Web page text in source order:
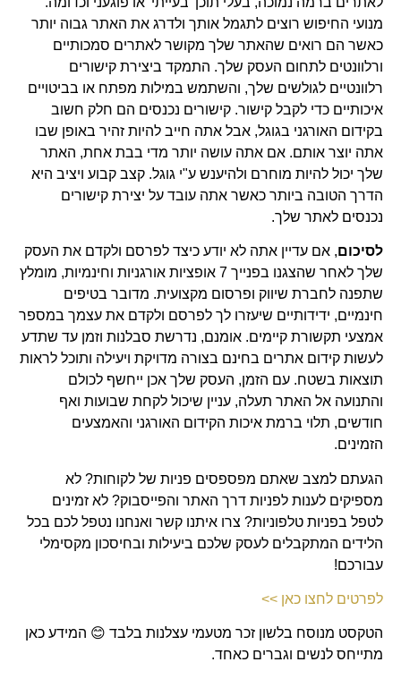
מנועי החיפוש רוצים לתגמל אותך ולדרג את האתר גבוה יותר
כאשר הם רואים שהאתר שלך מקושר לאתרים סמכותיים
ורלוונטים לתחום העסק שלך. התמקד ביצירת קישורים
רלוונטיים לגולשים שלך, והשתמש במילות מפתח או בביטויים
איכותיים כדי לקבל קישור. קישורים נכנסים הם חלק חשוב
בקידום האורגני בגוגל, אבל אתה חייב להיות זהיר באופן שבו
אתה יוצר אותם. אם אתה עושה יותר מדי בבת אחת, האתר
שלך יכול להיות מוחרם ולהיענש ע"י גוגל. קצב קבוע ויציב היא
הדרך הטובה ביותר כאשר אתה עובד על יצירת קישורים
נכנסים לאתר שלך.
לסיכום, אם עדיין אתה לא יודע כיצד לפרסם ולקדם את העסק
שלך לאחר שהצגנו בפנייך 7 אופציות אורגניות וחינמיות, מומלץ
שתפנה לחברת שיווק ופרסום מקצועית. מדובר בטיפים
חינמיים, ידידותיים שיעזרו לך לפרסם ולקדם את עצמך במספר
אמצעי תקשורת קיימים. אומנם, נדרשת סבלנות וזמן עד שתדע
לעשות קידום אתרים בחינם בצורה מדויקת ויעילה ותוכל לראות
תוצאות בשטח. עם הזמן, העסק שלך אכן ייחשף לכולם
והתנועה אל האתר תעלה, עניין שיכול לקחת שבועות ואף
חודשים, תלוי ברמת איכות הקידום האורגני והאמצעים
הזמינים.
הגעתם למצב שאתם מפספסים פניות של לקוחות? לא
מספיקים לענות לפניות דרך האתר והפייסבוק? לא זמינים
לטפל בפניות טלפוניות? צרו איתנו קשר ואנחנו נטפל לכם בכל
הלידים המתקבלים לעסק שלכם ביעילות ובחיסכון מקסימלי
עבורכם!
לפרטים לחצו כאן >>
הטקסט מנוסח בלשון זכר מטעמי עצלנות בלבד 😊 המידע כאן
מתייחס לנשים וגברים כאחד.